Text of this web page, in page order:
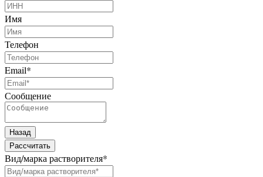
Имя
Телефон
Email*
Сообщение
Назад
Рассчитать
Вид/марка растворителя*